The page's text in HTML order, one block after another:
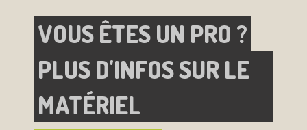
VOUS ÊTES UN PRO ?
PLUS D'INFOS SUR LE
MATÉRIEL